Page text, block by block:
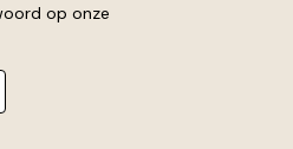
op onze